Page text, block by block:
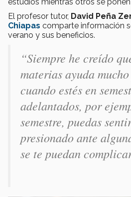
El profesor tutor, David Peña
Chiapas comparte información
verano y sus beneficios.
“Siempre he creído
materias ayuda
cuando estés en
adelantados, por
semestre, puedas
presionado ante
se te puedan